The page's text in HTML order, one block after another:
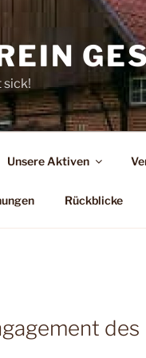
sick!
Unsere Aktiven
Rückblicke
des